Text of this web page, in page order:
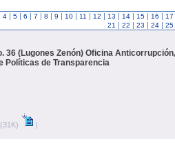
4 | 5 | 6 | 7 | 8 | 9 | 10 | 11 | 12 | 13 | 14 | 15 | 16 | 17
21 | 22 | 23 | 24 | 25
36 (Lugones Zenón) Oficina
Políticas de Transparencia
|